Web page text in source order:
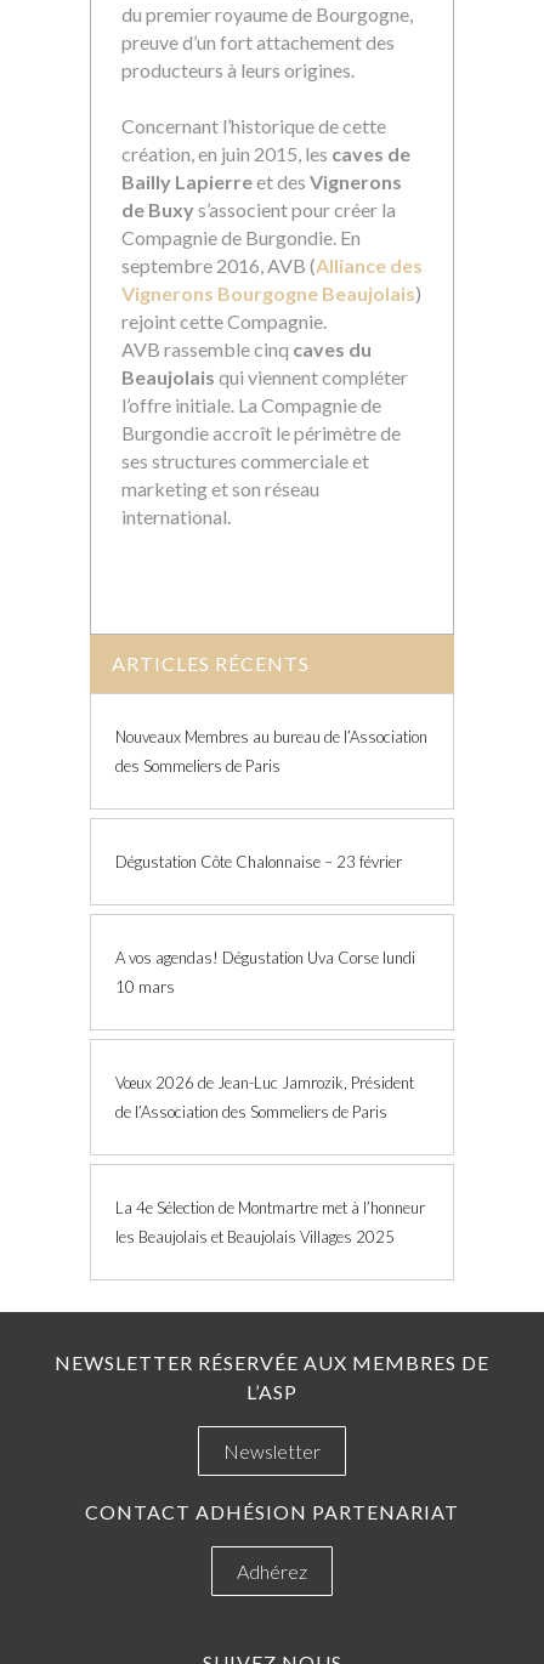
du premier royaume de Bourgogne,
preuve d’un fort attachement des
producteurs à leurs origines.
Concernant l’historique de cette
création, en juin 2015, les caves de
Bailly Lapierreet des Vignerons
de Buxys’associent pour créer la
Compagnie de Burgondie. En
septembre 2016, AVB (Alliance des
Vignerons Bourgogne Beaujolais)
rejoint cette Compagnie.
AVB rassemble cinq caves du
Beaujolais qui viennent compléter
l’offre initiale. La Compagnie de
Burgondie accroît le périmètre de
ses structures commerciale et
marketing et son réseau
international.
ARTICLES RÉCENTS
Nouveaux Membres au bureau de l’Association
des Sommeliers de Paris
Dégustation Côte Chalonnaise – 23 février
A vos agendas! Dégustation Uva Corse lundi
10 mars
Vœux 2026 de Jean-Luc Jamrozik, Président
de l’Association des Sommeliers de Paris
La 4e Sélection de Montmartre met à l’honneur
les Beaujolais et Beaujolais Villages 2025
NEWSLETTER RÉSERVÉE AUX MEMBRES DE
L’ASP
Newsletter
CONTACT ADHÉSION PARTENARIAT
Adhérez